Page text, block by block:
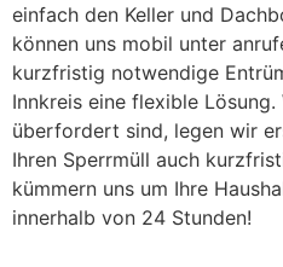
einfach den Keller und
können uns mobil unter
kurzfristig notwendige
Innkreis eine flexible
überfordert sind, legen wir
Ihren Sperrmüll auch
kümmern uns um Ihre
innerhalb von 24 Stunden!